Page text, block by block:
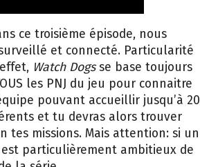
ce troisième épisode, nous
et connecté. Particularité
Watch Dogsse base toujours
les PNJ du jeu pour connaitre
pouvant accueillir jusqu’à 20
et tu devras alors trouver
tes missions. Mais attention: si un
est particulièrement ambitieux de